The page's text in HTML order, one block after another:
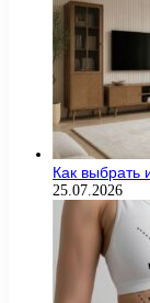
Как выбрать
25.07.2026